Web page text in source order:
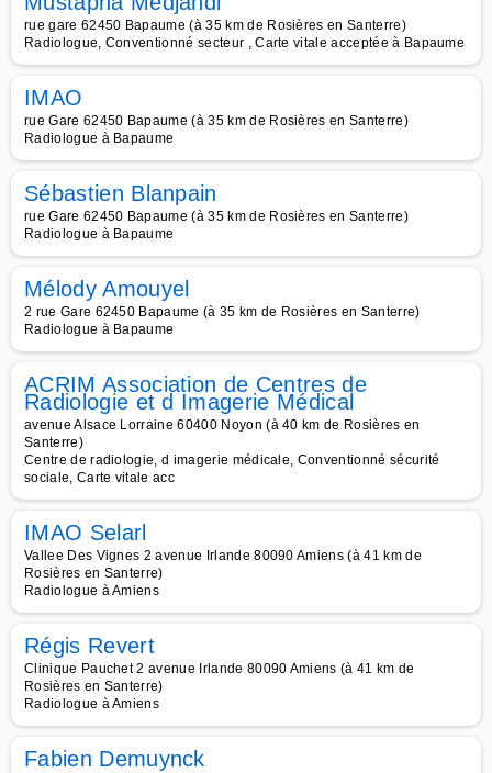
rue gare 62450 Bapaume (à 35 km de Rosières en Santerre)
Radiologue, Conventionné secteur , Carte vitale acceptée à Bapaume
IMAO
rue Gare 62450 Bapaume (à 35 km de Rosières en Santerre)
Radiologue à Bapaume
Sébastien Blanpain
rue Gare 62450 Bapaume (à 35 km de Rosières en Santerre)
Radiologue à Bapaume
Mélody Amouyel
2 rue Gare 62450 Bapaume (à 35 km de Rosières en Santerre)
Radiologue à Bapaume
ACRIM Association de Centres de
Radiologie et d Imagerie Médical
avenue Alsace Lorraine 60400 Noyon (à 40 km de Rosières en
Santerre)
Centre de radiologie, d imagerie médicale, Conventionné sécurité
sociale, Carte vitale acc
IMAO Selarl
Vallee Des Vignes 2 avenue Irlande 80090 Amiens (à 41 km de
Rosières en Santerre)
Radiologue à Amiens
Régis Revert
Clinique Pauchet 2 avenue Irlande 80090 Amiens (à 41 km de
Rosières en Santerre)
Radiologue à Amiens
Fabien Demuynck